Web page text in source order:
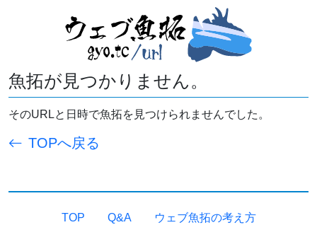
魚拓が見つかりません。
そのURLと日時で魚拓を見つけられませんでした。
TOPへ戻る
TOP Q&A ウェブ魚拓の考え方